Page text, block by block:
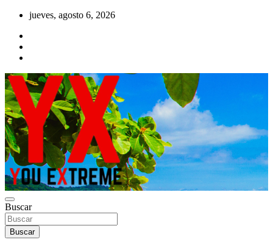
Saltar
contenido
jueves, agosto 6, 2026
YOU EXTREME
YX Deportes Extremos Lifestyle
Buscar
Buscar